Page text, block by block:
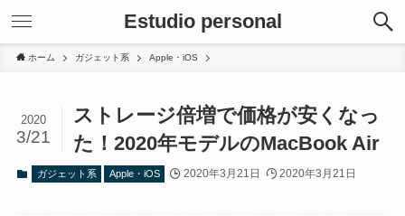
Estudio personal
ホーム ガジェット系 Apple・iOS
ストレージ倍増で価格が安くなっ
た！2020年モデルのMacBook Air
2020
3/21
ガジェット系 Apple・iOS 2020年3月21日 2020年3月21日